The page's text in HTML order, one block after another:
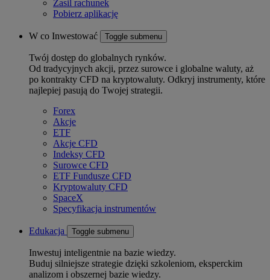
Zasil rachunek
Pobierz aplikację
W co Inwestować Toggle submenu
Twój dostęp do globalnych rynków.
Od tradycyjnych akcji, przez surowce i globalne waluty, aż
po kontrakty CFD na kryptowaluty. Odkryj instrumenty, które
najlepiej pasują do Twojej strategii.
Forex
Akcje
ETF
Akcje CFD
Indeksy CFD
Surowce CFD
ETF Fundusze CFD
Kryptowaluty CFD
SpaceX
Specyfikacja instrumentów
Edukacja Toggle submenu
Inwestuj inteligentnie na bazie wiedzy.
Buduj silniejsze strategie dzięki szkoleniom, eksperckim
analizom i obszernej bazie wiedzy.